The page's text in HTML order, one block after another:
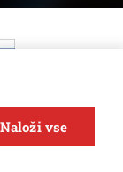
Naloži vse